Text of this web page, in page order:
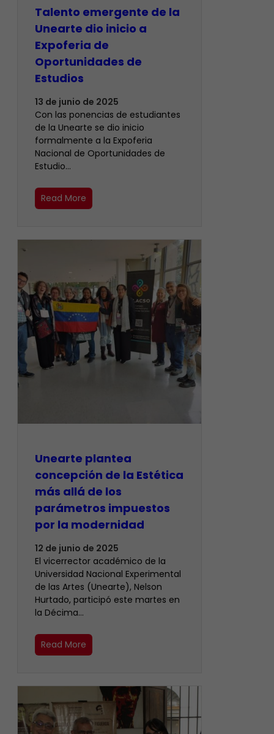
Talento emergente de la
Unearte dio inicio a
Expoferia de
Oportunidades de
Estudios
13 de junio de 2025
Con las ponencias de estudiantes
de la Unearte se dio inicio
formalmente a la Expoferia
Nacional de Oportunidades de
Estudio…
Read More
Unearte plantea
concepción de la Estética
más allá de los
parámetros impuestos
por la modernidad
12 de junio de 2025
El vicerrector académico de la
Universidad Nacional Experimental
de las Artes (Unearte), Nelson
Hurtado, participó este martes en
la Décima…
Read More